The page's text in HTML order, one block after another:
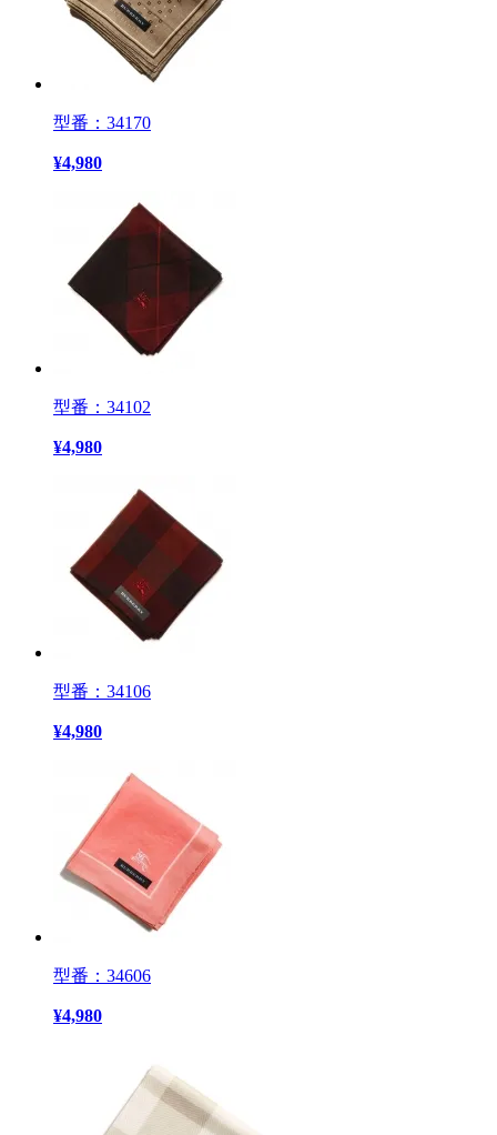
型番：34170
¥4,980
型番：34102
¥4,980
型番：34106
¥4,980
型番：34606
¥4,980